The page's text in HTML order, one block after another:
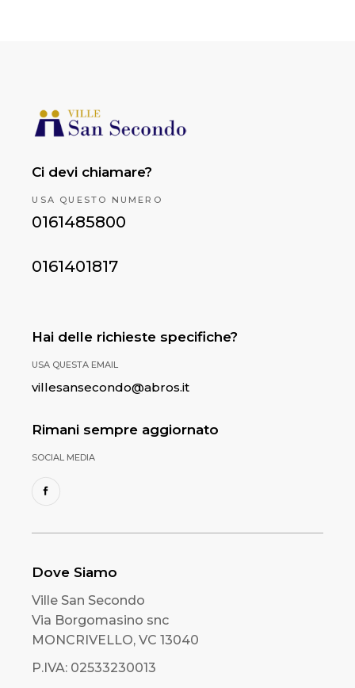
Ci devi chiamare?
USA QUESTO NUMERO
0161485800
0161401817
Hai delle richieste specifiche?
USA QUESTA EMAIL
villesansecondo@abros.it
Rimani sempre aggiornato
SOCIAL MEDIA
Dove Siamo
Ville San Secondo
Via Borgomasino snc
MONCRIVELLO, VC 13040
P.IVA: 02533230013